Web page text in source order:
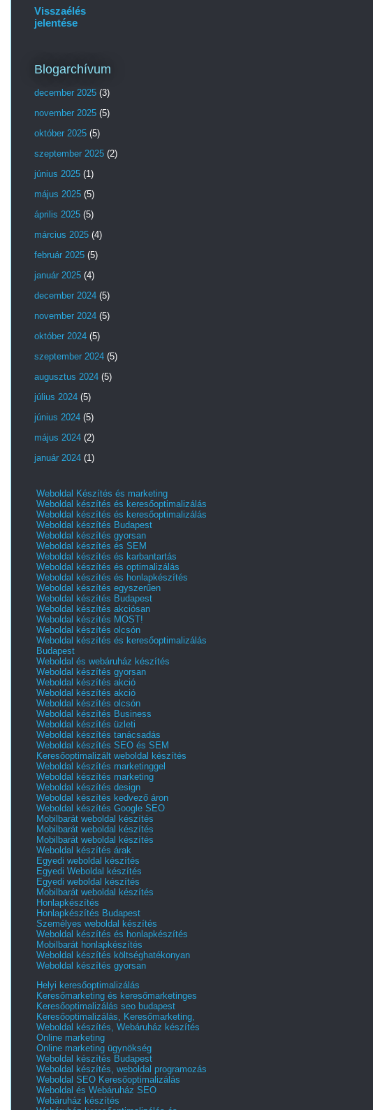
Visszaélés
jelentése
Blogarchívum
december 2025 (3)
november 2025 (5)
október 2025 (5)
szeptember 2025 (2)
június 2025 (1)
május 2025 (5)
április 2025 (5)
március 2025 (4)
február 2025 (5)
január 2025 (4)
december 2024 (5)
november 2024 (5)
október 2024 (5)
szeptember 2024 (5)
augusztus 2024 (5)
július 2024 (5)
június 2024 (5)
május 2024 (2)
január 2024 (1)
Weboldal Készítés és marketing
Weboldal készítés és keresőoptimalizálás
Weboldal készítés és keresőoptimalizálás
Weboldal készítés Budapest
Weboldal készítés gyorsan
Weboldal készítés és SEM
Weboldal készítés és karbantartás
Weboldal készítés és optimalizálás
Weboldal készítés és honlapkészítés
Weboldal készítés egyszerűen
Weboldal készítés Budapest
Weboldal készítés akciósan
Weboldal készítés MOST!
Weboldal készítés olcsón
Weboldal készítés és keresőoptimalizálás
Budapest
Weboldal és webáruház készítés
Weboldal készítés gyorsan
Weboldal készítés akció
Weboldal készítés akció
Weboldal készítés olcsón
Weboldal készítés Business
Weboldal készítés üzleti
Weboldal készítés tanácsadás
Weboldal készítés SEO és SEM
Keresőoptimalizált weboldal készítés
Weboldal készítés marketinggel
Weboldal készítés marketing
Weboldal készítés design
Weboldal készítés kedvező áron
Weboldal készítés Google SEO
Mobilbarát weboldal készítés
Mobilbarát weboldal készítés
Mobilbarát weboldal készítés
Weboldal készítés árak
Egyedi weboldal készítés
Egyedi Weboldal készítés
Egyedi weboldal készítés
Mobilbarát weboldal készítés
Honlapkészítés
Honlapkészítés Budapest
Személyes weboldal készítés
Weboldal készítés és honlapkészítés
Mobilbarát honlapkészítés
Weboldal készítés költséghatékonyan
Weboldal készítés gyorsan
Helyi keresőoptimalizálás
Keresőmarketing és keresőmarketinges
Keresőoptimalizálás seo budapest
Keresőoptimalizálás, Keresőmarketing,
Weboldal készítés, Webáruház készítés
Online marketing
Online marketing ügynökség
Weboldal készítés Budapest
Weboldal készítés, weboldal programozás
Weboldal SEO Keresőoptimalizálás
Weboldal és Webáruház SEO
Webáruház készítés